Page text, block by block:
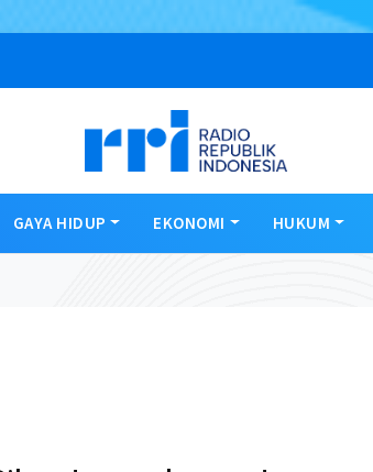
GAYA HIDUP EKONOMI HUKUM